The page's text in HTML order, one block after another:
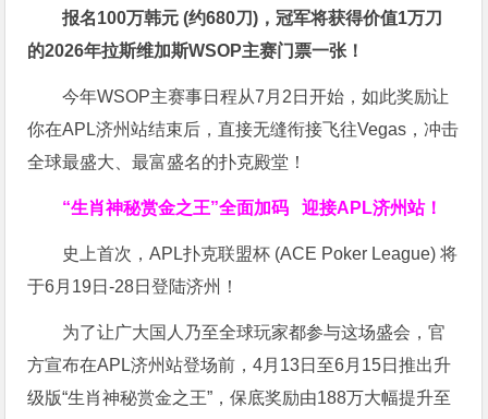
报名100万韩元 (约680刀)，冠军将获得价值1万刀
的2026年拉斯维加斯WSOP主赛门票一张！
今年WSOP主赛事日程从7月2日开始，如此奖励让
你在APL济州站结束后，直接无缝衔接飞往Vegas，冲击
全球最盛大、最富盛名的扑克殿堂！
“生肖神秘赏金之王”全面加码迎接APL济州站！
史上首次，APL扑克联盟杯 (ACE Poker League) 将
于6月19日-28日登陆济州！
为了让广大国人乃至全球玩家都参与这场盛会，官
方宣布在APL济州站登场前，4月13日至6月15日推出升
级版“生肖神秘赏金之王”，保底奖励由188万大幅提升至